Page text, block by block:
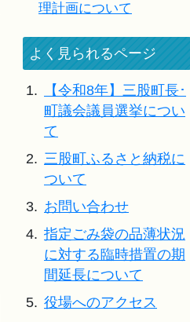
理計画について
よく見られるページ
1.
【令和8年】三股町長･
町議会議員選挙につい
て
2. 三股町ふるさと納税に
ついて
3. お問い合わせ
4. 指定ごみ袋の品薄状況
に対する臨時措置の期
間延長について
5. 役場へのアクセス